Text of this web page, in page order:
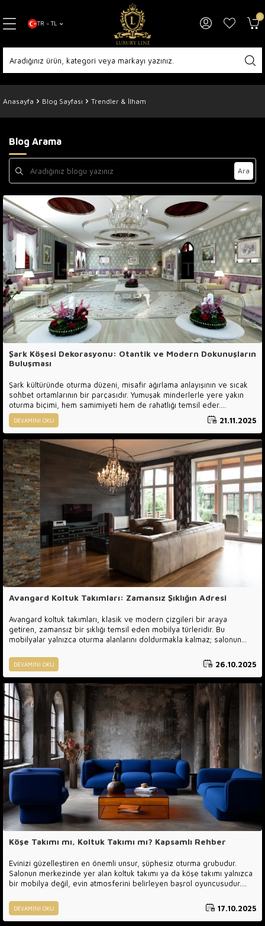
TR − TL
0
Anasayfa Blog Sayfası Trendler & İlham
Blog Arama
Ara
Şark Köşesi Dekorasyonu: Otantik ve Modern Dokunuşların
Buluşması
Şark kültüründe oturma düzeni, misafir ağırlama anlayışının ve sıcak
sohbet ortamlarının bir parçasıdır. Yumuşak minderlerle yere yakın
oturma biçimi, hem samimiyeti hem de rahatlığı temsil eder.
Geleneksel olarak Anadolu, Orta Doğu ve Osmanlı yaşam tarzının
önemli bir parçası olan Şark Köşesi; zamanla nostaljik bir detay
olmaktan çıkıp modern dekorasyonun özel bir öğesine dönüşmüştür.
DEVAMINI OKU 21.11.2025
Avangard Koltuk Takımları: Zamansız Şıklığın Adresi
Avangard koltuk takımları, klasik ve modern çizgileri bir araya
getiren, zamansız bir şıklığı temsil eden mobilya türleridir. Bu
mobilyalar yalnızca oturma alanlarını doldurmakla kalmaz; salonun
Avangard stilin temel özelliklerinden biri, detaylarda gösterilen özen
ve malzeme kalitesidir. Luxury Line Mobilya, bu geleneği günümüz
tasarım anlayışıyla birleştirerek, her ev için prestijli ve konforlu
oturma alanları sunar.
DEVAMINI OKU 26.10.2025
Köşe Takımı mı, Koltuk Takımı mı? Kapsamlı Rehber
Evinizi güzelleştiren en önemli unsur, şüphesiz oturma grubudur.
Salonun merkezinde yer alan koltuk takımı ya da köşe takımı yalnızca
bir mobilya değil, evin atmosferini belirleyen başrol oyuncusudur.
etkiler. Ancak çoğu kişi bu kararı verirken yalnızca görünüme
odaklanır; ölçü, kullanım biçimi, iç yapı, kumaş ve dayanıklılık gibi
teknik detayları gözden kaçırır. Oysa ki doğru analizle seçilen bir
DEVAMINI OKU 17.10.2025